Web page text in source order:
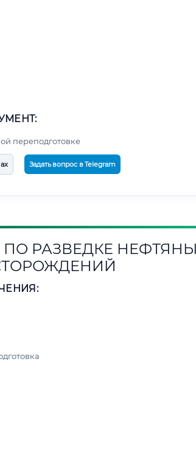
переподготовке
Задать вопрос в Telegram
РАЗВЕДКЕ